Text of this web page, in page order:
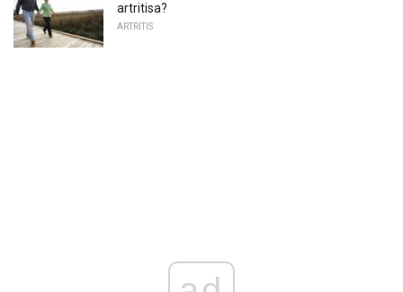
artritisa?
ARTRITIS